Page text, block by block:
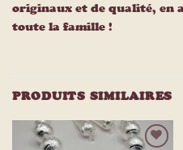
originaux et de qualité, en
toute la famille !
PRODUITS SIMILAIRES